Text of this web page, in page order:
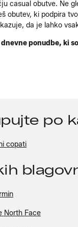
casual obutve. Ne
obutev, ki podpira
da je lahko
dnevne ponudbe, ki
po
copati
North Face